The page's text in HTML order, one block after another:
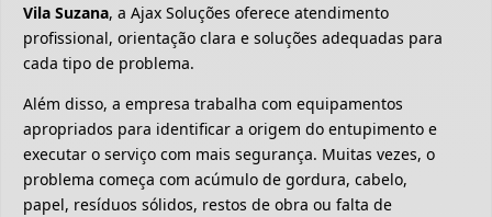
Vila Suzana, a Ajax Soluções oferece atendimento
profissional, orientação clara e soluções adequadas para
cada tipo de problema.
Além disso, a empresa trabalha com equipamentos
apropriados para identificar a origem do entupimento e
executar o serviço com mais segurança. Muitas vezes, o
problema começa com acúmulo de gordura, cabelo,
papel, resíduos sólidos, restos de obra ou falta de